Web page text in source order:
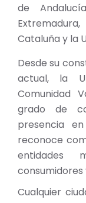
de
Cataluña y la
Desde su
actual, la
Comunidad
grado de
presencia
reconoce
entidades
consumidores
Cualquier